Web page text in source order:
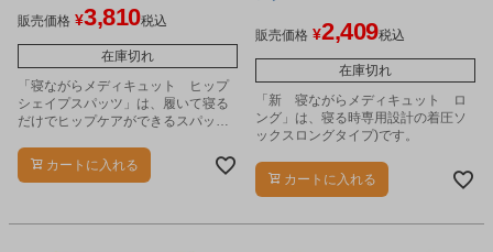
販売価格 ¥3,810税込
在庫切れ
「寝ながらメディキュット ヒップ
シェイプスパッツ」は、履いて寝る
だけでヒップケアができるスパッツ
カートに入れる
販売価格 ¥2,409税込
在庫切れ
「新 寝ながらメディキュット ロ
ング」は、寝る時専用設計の着圧ソ
ックスロングタイプ)です。
カートに入れる